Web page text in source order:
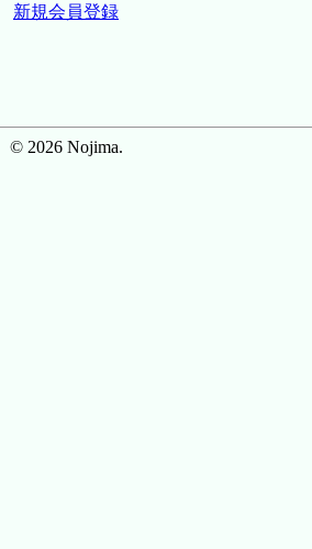
新規会員登録
© 2026 Nojima.